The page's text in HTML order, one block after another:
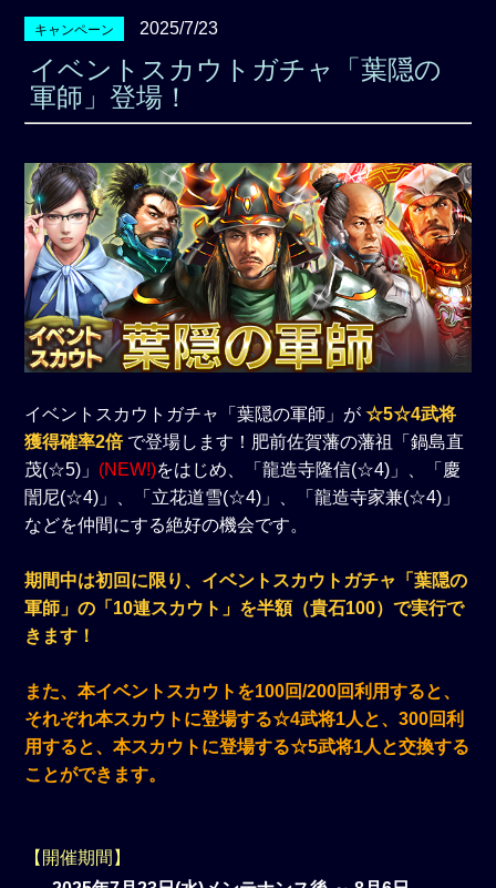
キャンペーン 2025/7/23
イベントスカウトガチャ「葉隠の
軍師」登場！
イベントスカウトガチャ「葉隠の軍師」が☆5☆4武将
獲得確率2倍 で登場します！肥前佐賀藩の藩祖「鍋島直
茂(☆5)」 (NEW!)をはじめ、「龍造寺隆信(☆4)」、「慶
誾尼(☆4)」、「立花道雪(☆4)」、「龍造寺家兼(☆4)」
などを仲間にする絶好の機会です。
期間中は初回に限り、イベントスカウトガチャ「葉隠の
軍師」の「10連スカウト」を半額（貴石100）で実行で
きます！
また、本イベントスカウトを100回/200回利用すると、
それぞれ本スカウトに登場する☆4武将1人と、300回利
用すると、本スカウトに登場する☆5武将1人と交換する
ことができます。
【開催期間】